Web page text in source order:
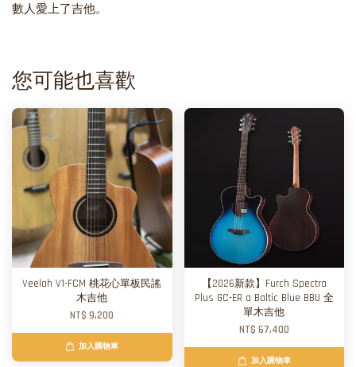
數人愛上了吉他。
您可能也喜歡
Veelah V1-FCM 桃花心單板民謠
木吉他
NT$ 9,200
加入購物車
【2026新款】Furch Spectra
Plus GC-ER a Baltic Blue BBU 全
單木吉他
NT$ 67,400
加入購物車